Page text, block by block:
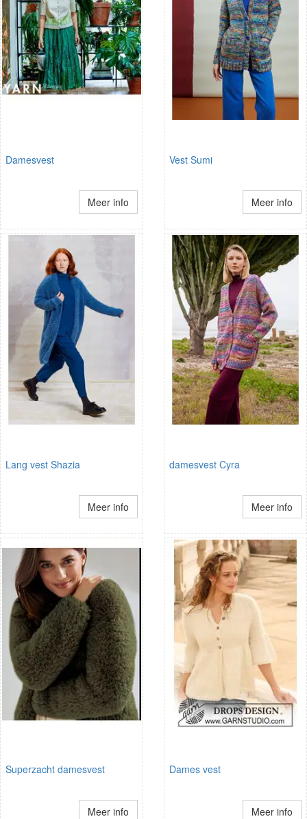
Damesvest
Meer info
Vest Sumi
Meer info
Lang vest Shazia
Meer info
damesvest Cyra
Meer info
Superzacht damesvest
Meer info
Dames vest
Meer info